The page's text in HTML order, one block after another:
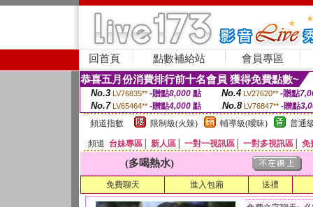
回首頁 點數補給站 會員專區
恭喜五月份消費排行前十名會員 獲得免費點數~
No.3 LV76835** -贈點8,000點 No.4 LV27620** -贈點
No.7 LV65464** -贈點4,000 點 No.8 LV76847** -贈點
頻道指數
限制級(火辣) 輔導級(曖昧) 普通
頻道 台妹專區 新人區 一對一視訊區 一對多視訊區 免
(多喝熱水)
免費聊天 進入包廂 送禮